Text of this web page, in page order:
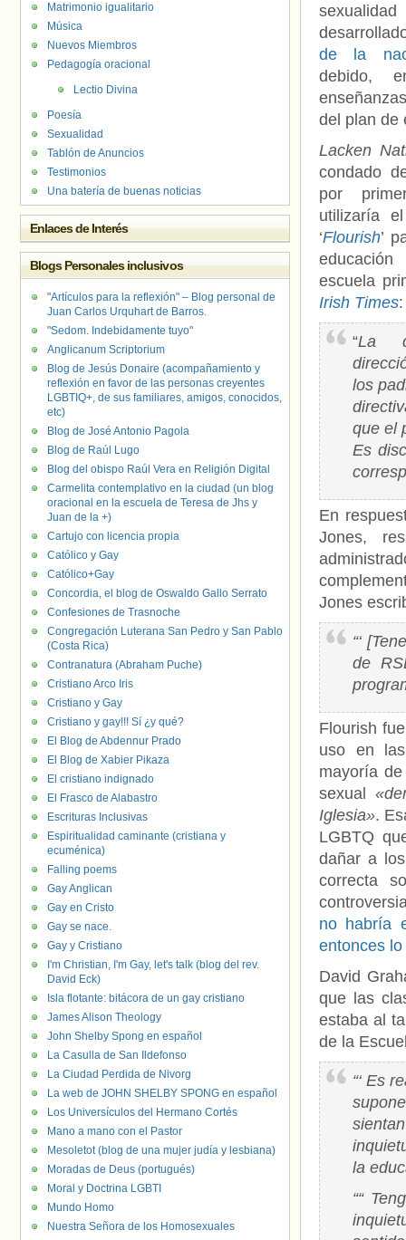
de la
debido,
del plan de
Lacken
condado
por
utilizaría
‘Flourish’
escuela
Irish Times:
“La
los
que el
Es
En
Jones,
Jones
“‘
de
Flourish
uso en
mayoría
sexual
Iglesia».
LGBTQ
dañar a
correcta
no habría
entonces
David
que las
estaba al
de la
“‘ Es
la
““
Matrimonio igualitario
Música
Nuevos Miembros
Pedagogía oracional
Lectio Divina
Poesía
Sexualidad
Tablón de Anuncios
Testimonios
Una batería de buenas noticias
Enlaces de Interés
Blogs Personales inclusivos
"Artículos para la reflexión" – Blog personal de
Juan Carlos Urquhart de Barros.
"Sedom. Indebidamente tuyo"
Anglicanum Scriptorium
Blog de Jesús Donaire (acompañamiento y
reflexión en favor de las personas creyentes
LGBTIQ+, de sus familiares, amigos, conocidos,
etc)
Blog de José Antonio Pagola
Blog de Raúl Lugo
Blog del obispo Raúl Vera en Religión Digital
Carmelita contemplativo en la ciudad (un blog
oracional en la escuela de Teresa de Jhs y
Juan de la +)
Cartujo con licencia propia
Católico y Gay
Católico+Gay
Concordia, el blog de Oswaldo Gallo Serrato
Confesiones de Trasnoche
Congregación Luterana San Pedro y San Pablo
(Costa Rica)
Contranatura (Abraham Puche)
Cristiano Arco Iris
Cristiano y Gay
Cristiano y gay!!! Sí ¿y qué?
El Blog de Abdennur Prado
El Blog de Xabier Pikaza
El cristiano indignado
El Frasco de Alabastro
Escrituras Inclusivas
Espiritualidad caminante (cristiana y
ecuménica)
Falling poems
Gay Anglican
Gay en Cristo
Gay se nace.
Gay y Cristiano
I'm Christian, I'm Gay, let's talk (blog del rev.
David Eck)
Isla flotante: bitácora de un gay cristiano
James Alison Theology
John Shelby Spong en español
La Casulla de San Ildefonso
La Ciudad Perdida de Nivorg
La web de JOHN SHELBY SPONG en español
Los Universículos del Hermano Cortés
Mano a mano con el Pastor
Mesoletot (blog de una mujer judía y lesbiana)
Moradas de Deus (portugués)
Moral y Doctrina LGBTI
Mundo Homo
Nuestra Señora de los Homosexuales